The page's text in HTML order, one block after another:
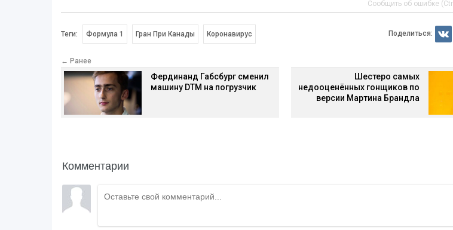
Сообщить об ошибке
Теги: Формула 1 Гран При Канады Коронавирус Поделиться:
← Ранее
Фердинанд Габсбург сменил
машину DTM на погрузчик
Шестеро самых
недооценённых гонщиков по
версии Мартина Брандла
Комментарии